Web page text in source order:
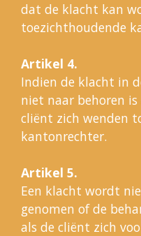
dat de klacht kan
toezichthoudende
Artikel 4.
Indien de klacht in
niet naar behoren
cliënt zich wenden
kantonrechter.
Artikel 5.
Een klacht wordt
genomen of de
als de cliënt zich